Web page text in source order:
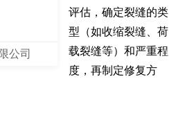
公司
评估，确定裂缝的类
型（如收缩裂缝、荷
载裂缝等）和严重程
度，再制定修复方